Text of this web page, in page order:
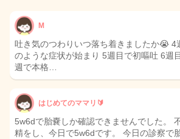
M
吐き気のつわりいつ落ち着きましたか😭 4
のような症状が始まり 5週目で初嘔吐 6週
週で本格…
はじめてのママリ🔰
5w6dで胎嚢しか確認できませんでした。
精をし、今日で5w6dです。 今日の診察で